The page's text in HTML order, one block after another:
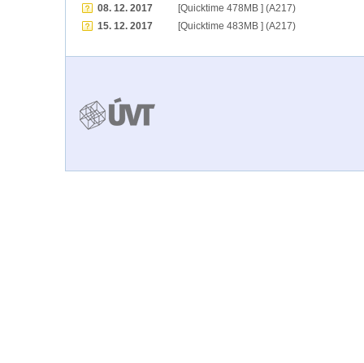
08. 12. 2017
[Quicktime 478MB ] (A217)
15. 12. 2017
[Quicktime 483MB ] (A217)